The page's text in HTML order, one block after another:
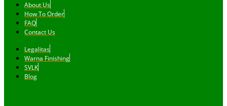
About Us
How To Order
FAQ
Contact Us
Legalitas
Warna Finishing
SVLK
Blog